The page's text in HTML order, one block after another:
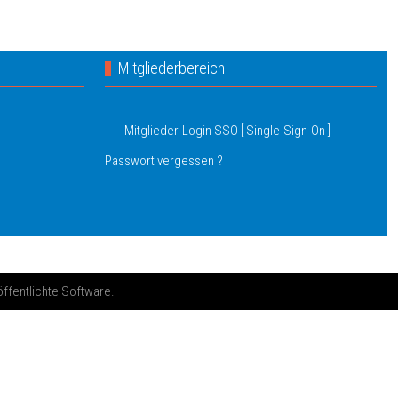
Mitgliederbereich
Mitglieder-Login SSO [ Single-Sign-On ]
Passwort vergessen ?
Software.